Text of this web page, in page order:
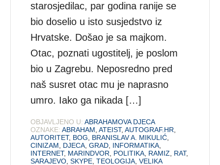
starosjedilac, par godina ranije se
bio doselio u isto susjedstvo iz
Hrvatske. Došao je sa majkom.
Otac, poznati ugostitelj, je poslom
bio u Zagrebu. Neposredno pred
naš susret otac mu je naprasno
umro. Iako ga nikada […]
OBJAVLJENO U: ABRAHAMOVA DJECA
OZNAKE: ABRAHAM,ATEIST,AUTOGRAF.HR,
AUTORITET, BOG, BRANISLAV A. MIKULIĆ,
CINIZAM, DJECA,GRAD, INFORMATIKA,
INTERNET, MARINDVOR, POLITIKA, RAMIZ, RAT,
SARAJEVO,SKYPE,TEOLOGIJA,VELIKA